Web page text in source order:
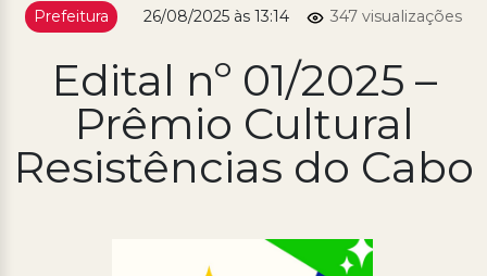
Política de Privacidade
Prefeitura
Diário Oficial
Concursos
Prefeitura 26/08/2025 às 13:14 347 visualizações
Edital nº 01/2025 –
Prêmio Cultural
Resistências do Cabo